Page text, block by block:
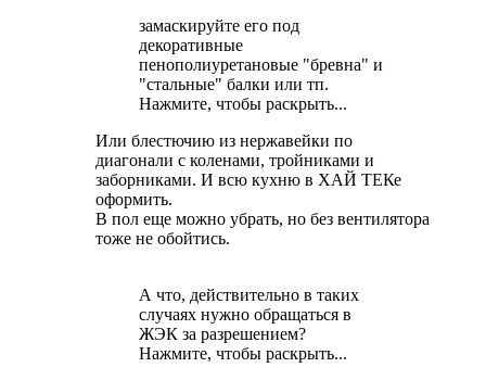
замаскируйте его под
декоративные
пенополиуретановые "бревна" и
"стальные" балки или тп.
Нажмите, чтобы раскрыть...
Или блестючию из нержавейки по
диагонали с коленами, тройниками и
заборниками. И всю кухню в ХАЙ ТЕКе
оформить.
В пол еще можно убрать, но без вентилятора
тоже не обойтись.
А что, действительно в таких
случаях нужно обращаться в
ЖЭК за разрешением?
Нажмите, чтобы раскрыть...